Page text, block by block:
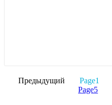
Предыдущий Page1
Page5